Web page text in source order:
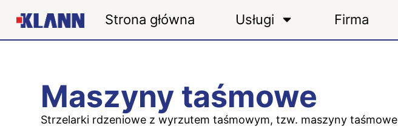
Strona główna Usługi Firma
Maszyny taśmowe
Strzelarki rdzeniowe z wyrzutem taśmowym, tzw. maszyny taśmowe